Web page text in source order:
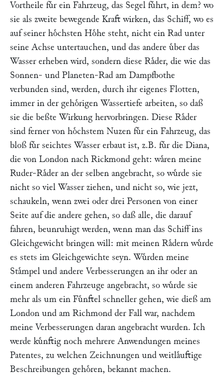
Vortheile fuͤr ein Fahrzeug, das Segel fuͤhrt, in dem? wo
sie als zweite bewegende Kraft wirken, das Schiff, wo es
auf seiner hoͤchsten Hoͤhe steht, nicht ein Rad unter
seine Achse untertauchen, und das andere uͤber das
Wasser erheben wird, sondern diese Raͤder, die wie das
Sonnen- und Planeten-Rad am Dampfbothe
verbunden sind, werden, durch ihr eigenes Flotten,
immer in der gehoͤrigen Wassertiefe arbeiten, so daß
sie die beßte Wirkung hervorbringen. Diese Raͤder
sind ferner von hoͤchstem Nuzen fuͤr ein Fahrzeug, das
bloß fuͤr seichtes Wasser erbaut ist, z.B. fuͤr die Diana,
die von London nach Rickmond geht: waͤren meine
Ruder-Raͤder an der selben angebracht, so wuͤrde sie
nicht so viel Wasser ziehen, und nicht so, wie jezt,
schaukeln, wenn zwei oder drei Personen von einer
Seite auf die andere gehen, so daß alle, die darauf
fahren, beunruhigt werden, wenn man das Schiff ins
Gleichgewicht bringen will: mit meinen Raͤdern wuͤrde
es stets im Gleichgewichte seyn. Wuͤrden meine
Staͤmpel und andere Verbesserungen an ihr oder an
einem anderen Fahrzeuge angebracht, so wuͤrde sie
mehr als um ein Fuͤnftel schneller gehen, wie dieß am
London und am Richmond der Fall war, nachdem
meine Verbesserungen daran angebracht wurden. Ich
werde kuͤnftig noch mehrere Anwendungen meines
Patentes, zu welchen Zeichnungen und weitlaͤuftige
Beschreibungen gehoͤren, bekannt machen.